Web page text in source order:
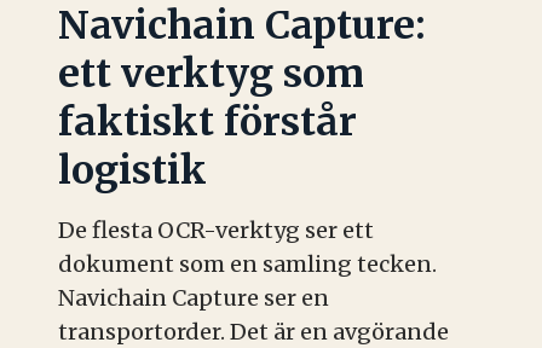
Navichain Capture:
ett verktyg som
faktiskt förstår
logistik
De flesta OCR-verktyg ser ett
dokument som en samling tecken.
Navichain Capture ser en
transportorder. Det är en avgörande